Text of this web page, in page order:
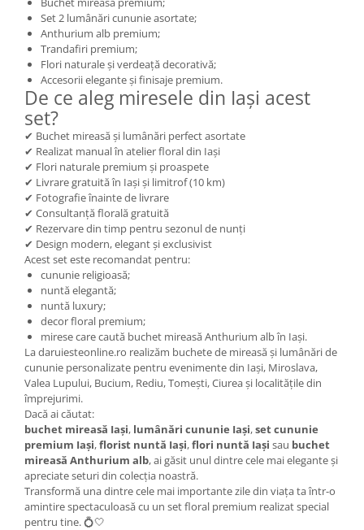
Set 2 lumânări cununie asortate;
Anthurium alb premium;
Trandafiri premium;
Flori naturale și verdeață decorativă;
Accesorii elegante și finisaje premium.
De ce aleg miresele din Iași acest
set?
✔ Buchet mireasă și lumânări perfect asortate
✔ Realizat manual în atelier floral din Iași
✔ Flori naturale premium și proaspete
✔ Livrare gratuită în Iași și limitrof (10 km)
✔ Fotografie înainte de livrare
✔ Consultanță florală gratuită
✔ Rezervare din timp pentru sezonul de nunți
✔ Design modern, elegant și exclusivist
Acest set este recomandat pentru:
cununie religioasă;
nuntă elegantă;
nuntă luxury;
decor floral premium;
mirese care caută buchet mireasă Anthurium alb în Iași.
La daruiesteonline.ro realizăm buchete de mireasă și lumânări de
cununie personalizate pentru evenimente din Iași, Miroslava,
Valea Lupului, Bucium, Rediu, Tomești, Ciurea și localitățile din
împrejurimi.
Dacă ai căutat:
buchet mireasă Iași, lumânări cununie Iași,set cununie
premium Iași,florist nuntă Iași,flori nuntă Iași sau buchet
mireasă Anthurium alb, ai găsit unul dintre cele mai elegante și
apreciate seturi din colecția noastră.
Transformă una dintre cele mai importante zile din viața ta într-o
amintire spectaculoasă cu un set floral premium realizat special
pentru tine. 💍🤍